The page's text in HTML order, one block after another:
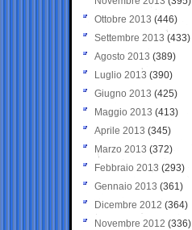
Ottobre 2013 (446)
Settembre 2013 (433)
Agosto 2013 (389)
Luglio 2013 (390)
Giugno 2013 (425)
Maggio 2013 (413)
Aprile 2013 (345)
Marzo 2013 (372)
Febbraio 2013 (293)
Gennaio 2013 (361)
Dicembre 2012 (364)
Novembre 2012 (336)